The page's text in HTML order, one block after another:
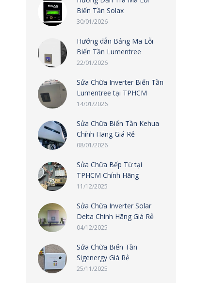
Biến Tần Solax
30/01/2026
Hướng dẫn Bảng Mã Lỗi
Biến Tần Lumentree
22/01/2026
Sửa Chữa Inverter Biến Tần
Lumentree tại TPHCM
14/01/2026
Sửa Chữa Biến Tần Kehua
Chính Hãng Giá Rẻ
08/01/2026
Sửa Chữa Bếp Từ tại
TPHCM Chính Hãng
11/12/2025
Sửa Chữa Inverter Solar
Delta Chính Hãng Giá Rẻ
04/12/2025
Sửa Chữa Biến Tần
Sigenergy Giá Rẻ
25/11/2025